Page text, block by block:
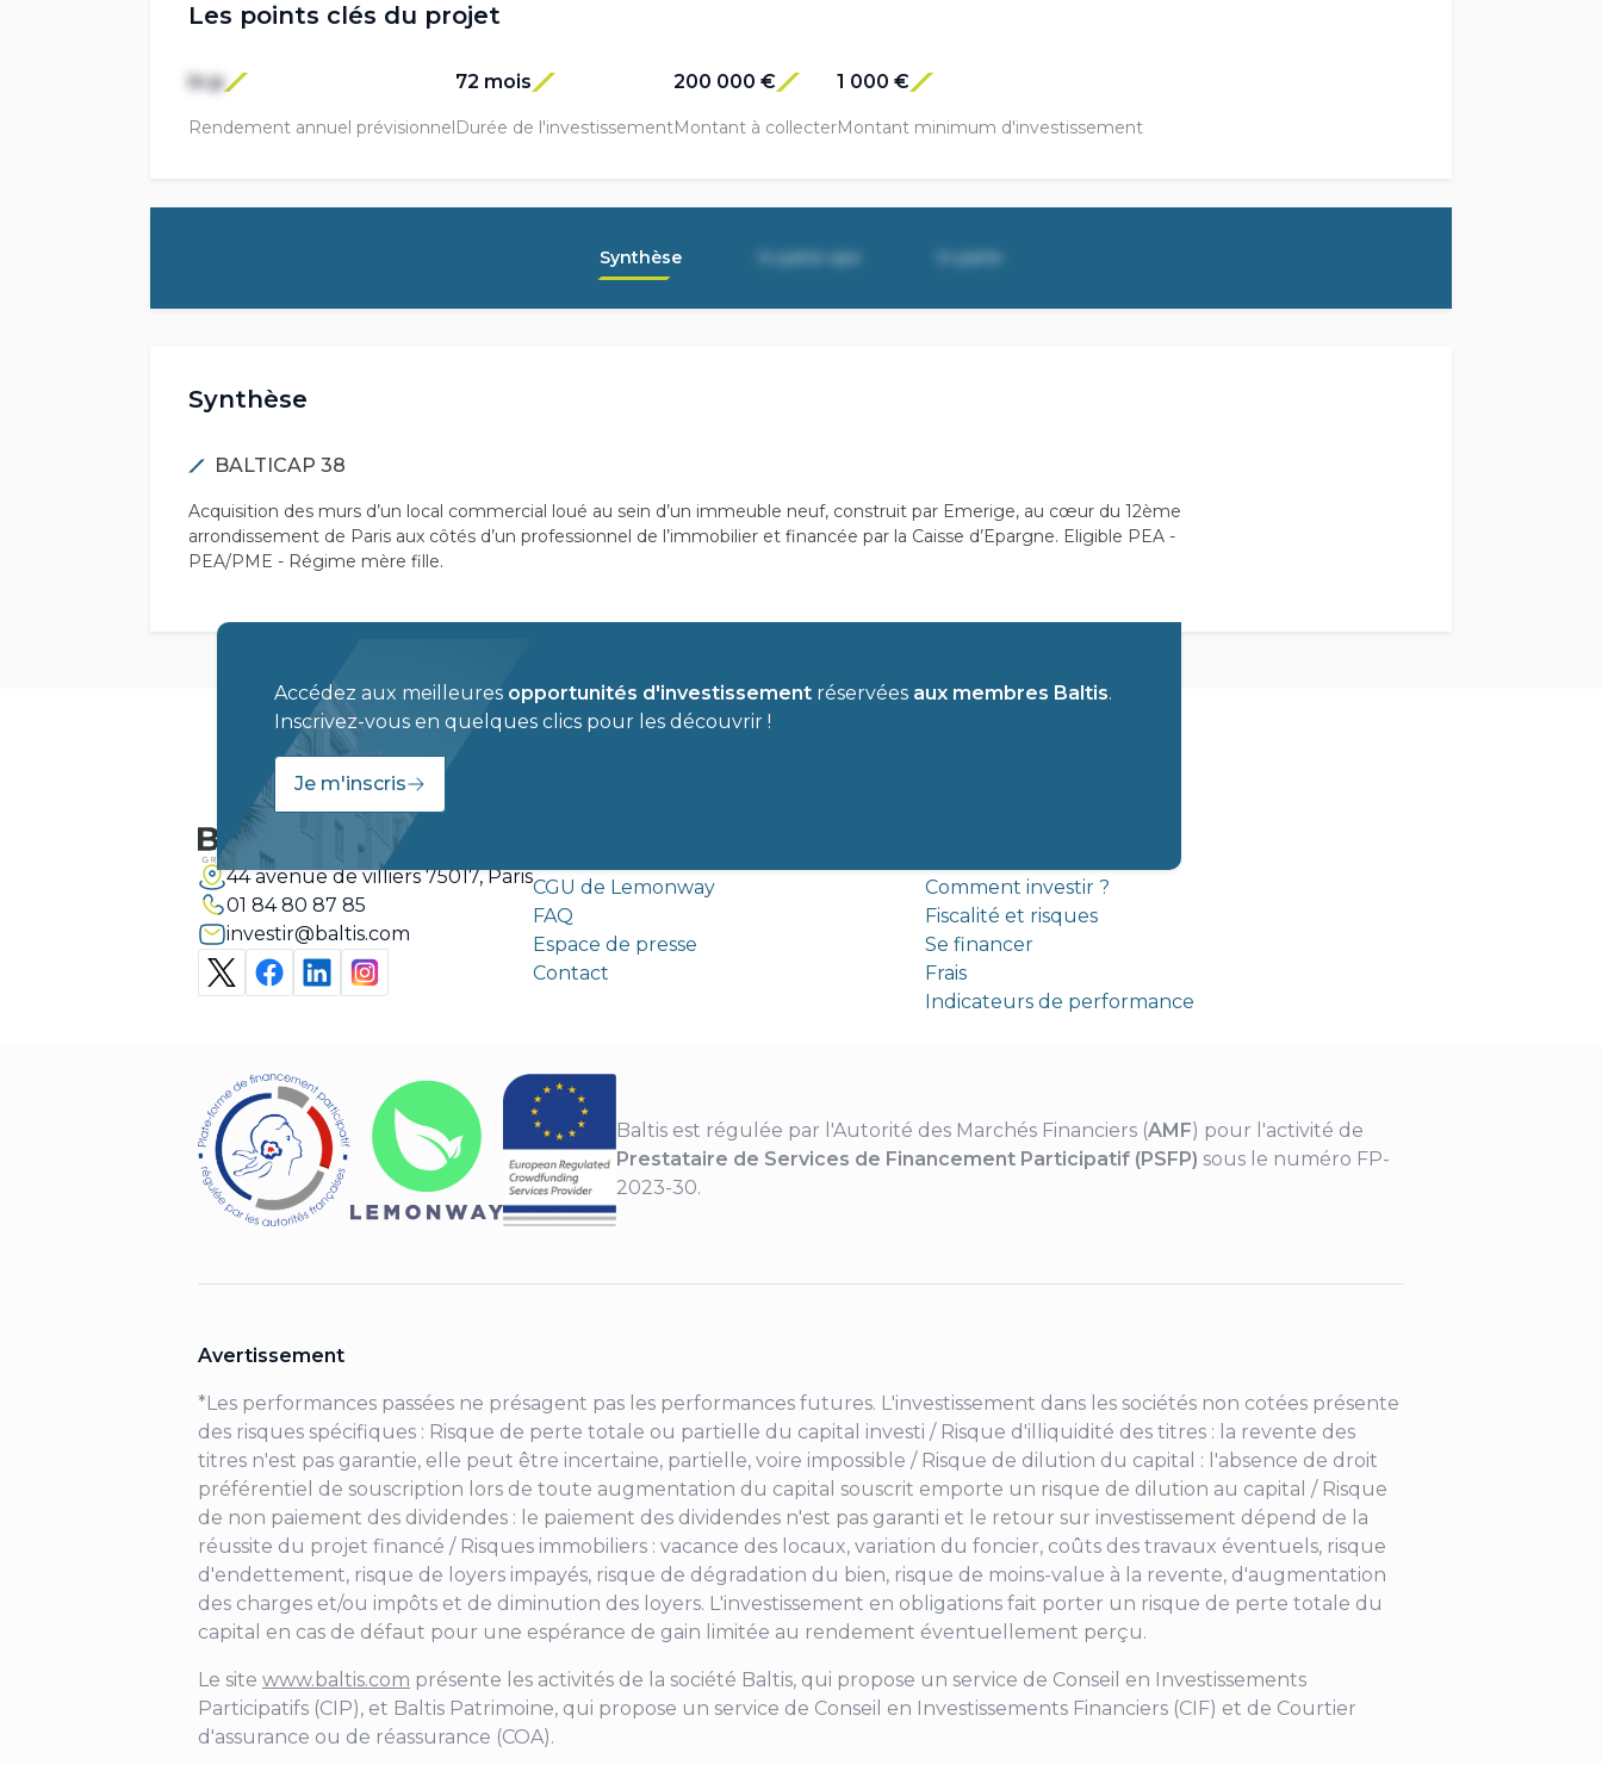
Les points clés du projet
In p
Rendement annuel prévisionnel
72 mois
Durée de l'investissement
200 000 €
Montant à collecter
1 000 €
Montant minimum d'investissement
Synthèse In parte ope In parte
Synthèse
BALTICAP 38
Acquisition des murs d’un local commercial loué au sein d’un immeuble neuf, construit par Emerige, au cœur du 12ème
arrondissement de Paris aux côtés d’un professionnel de l’immobilier et financée par la Caisse d’Epargne. Eligible PEA -
PEA/PME - Régime mère fille.
Accédez aux meilleures opportunités d'investissement réservées aux membres Baltis.
Inscrivez-vous en quelques clics pour les découvrir !
Je m'inscris
44 avenue de villiers 75017, Paris
01 84 80 87 85
investir@baltis.com
CGU de Lemonway
FAQ
Espace de presse
Contact
Comment investir ?
Fiscalité et risques
Se financer
Frais
Indicateurs de performance
Baltis est régulée par l'Autorité des Marchés Financiers (AMF) pour l'activité de
Prestataire de Services de Financement Participatif (PSFP) sous le numéro FP-
2023-30.
Avertissement
*Les performances passées ne présagent pas les performances futures. L'investissement dans les sociétés non cotées présente
des risques spécifiques : Risque de perte totale ou partielle du capital investi / Risque d'illiquidité des titres : la revente des
titres n'est pas garantie, elle peut être incertaine, partielle, voire impossible / Risque de dilution du capital : l'absence de droit
préférentiel de souscription lors de toute augmentation du capital souscrit emporte un risque de dilution au capital / Risque
de non paiement des dividendes : le paiement des dividendes n'est pas garanti et le retour sur investissement dépend de la
réussite du projet financé / Risques immobiliers : vacance des locaux, variation du foncier, coûts des travaux éventuels, risque
d'endettement, risque de loyers impayés, risque de dégradation du bien, risque de moins-value à la revente, d'augmentation
des charges et/ou impôts et de diminution des loyers. L'investissement en obligations fait porter un risque de perte totale du
capital en cas de défaut pour une espérance de gain limitée au rendement éventuellement perçu.
Le site www.baltis.com présente les activités de la société Baltis, qui propose un service de Conseil en Investissements
Participatifs (CIP), et Baltis Patrimoine, qui propose un service de Conseil en Investissements Financiers (CIF) et de Courtier
d'assurance ou de réassurance (COA).